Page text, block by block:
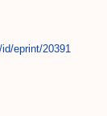
eprint/20391